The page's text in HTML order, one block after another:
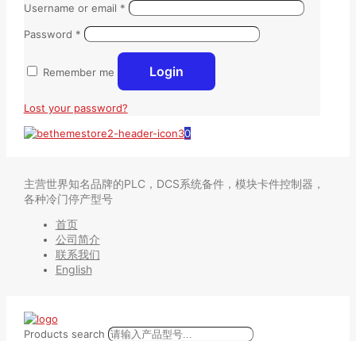
Username or email *
Password *
Remember me Login
Lost your password?
0
主营世界知名品牌的PLC，DCS系统备件，模块卡件控制器，
各种冷门停产型号
首页
公司简介
联系我们
English
Products search